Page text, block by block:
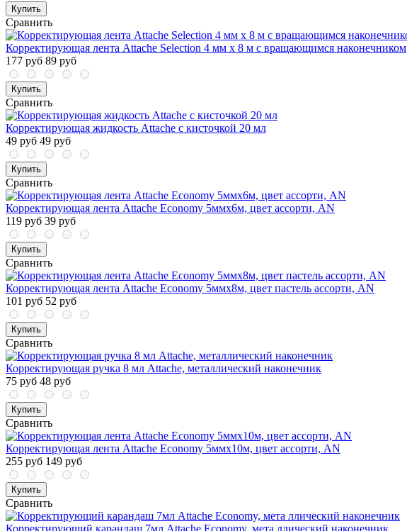
Купить
Сравнить
Корректирующая лента Attache Selection 4 мм x 8 м с вращающимся наконечником
177 руб 89 руб
Купить
Сравнить
Корректирующая жидкость Attache с кисточкой 20 мл
49 руб 49 руб
Купить
Сравнить
Корректирующая лента Attache Economy 5ммх6м, цвет ассорти, AN
119 руб 39 руб
Купить
Сравнить
Корректирующая лента Attache Economy 5ммх8м, цвет пастель ассорти, AN
101 руб 52 руб
Купить
Сравнить
Корректирующая ручка 8 мл Attache, металлический наконечник
75 руб 48 руб
Купить
Сравнить
Корректирующая лента Attache Economy 5ммх10м, цвет ассорти, AN
255 руб 149 руб
Купить
Сравнить
Корректирующий карандаш 7мл Attache Economy, мета ллический наконечник